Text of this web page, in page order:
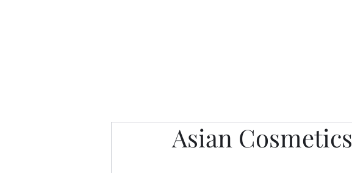
Asian Cosmetics